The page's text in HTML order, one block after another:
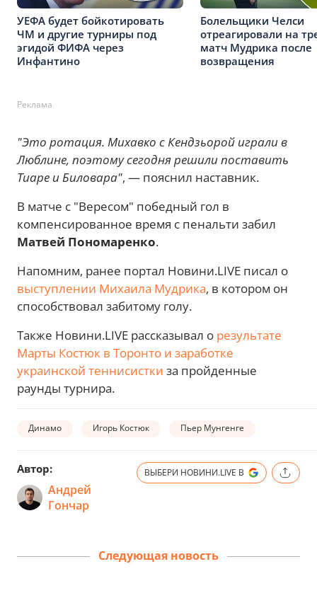
УЕФА будет бойкотировать
ЧМ и другие турниры под
эгидой ФИФА через
Инфантино
Болельщики Челси
отреагировали на
матч Мудрика после
возвращения
Реклама
"Это ротация. Михавко с Кендзьорой играли в
Люблине, поэтому сегодня решили поставить
Тиаре и Биловара", — пояснил наставник.
В матче с "Вересом" победный гол в
компенсированное время с пенальти забил
Матвей Пономаренко.
Напомним, ранее портал Новини.LIVE писал о
выступлении Михаила Мудрика, в котором он
способствовал забитому голу.
Также Новини.LIVE рассказывал о результате
Марты Костюк в Торонто и заработке
украинской теннисистки за пройденные
раунды турнира.
Динамо Игорь Костюк Пьер Мунгенге
Автор:
Андрей
Гончар
ВЫБЕРИ НОВИНИ.LIVE В
Следующая новость